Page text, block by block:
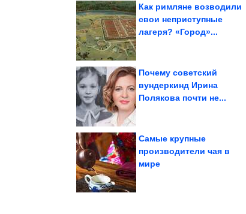
Как римляне возводили
свои неприступные
лагеря? «Город»...
Советские актёры,
премьеры своих...
Почему советский
вундеркинд Ирина
Полякова почти не...
маринованные огурцы
Самые крупные
производители чая в
мире